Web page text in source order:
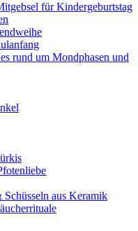
für Kindergeburtstag
rund um Mondphasen und
Schüsseln aus Keramik